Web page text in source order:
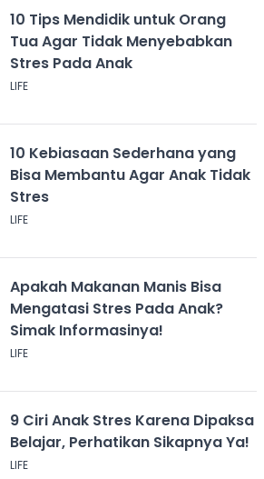
10 Tips Mendidik untuk Orang
Tua Agar Tidak Menyebabkan
Stres Pada Anak
LIFE
10 Kebiasaan Sederhana yang
Bisa Membantu Agar Anak Tidak
Stres
LIFE
Apakah Makanan Manis Bisa
Mengatasi Stres Pada Anak?
Simak Informasinya!
LIFE
9 Ciri Anak Stres Karena Dipaksa
Belajar, Perhatikan Sikapnya Ya!
LIFE